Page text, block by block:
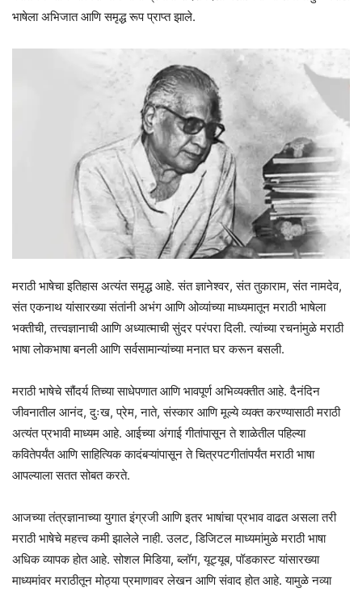
भाषेला अभिजात आणि समृद्ध रूप प्राप्त झाले.
मराठी भाषेचा इतिहास अत्यंत समृद्ध आहे. संत ज्ञानेश्वर, संत तुकाराम, संत नामदेव,
संत एकनाथ यांसारख्या संतांनी अभंग आणि ओव्यांच्या माध्यमातून मराठी भाषेला
भक्तीची, तत्त्वज्ञानाची आणि अध्यात्माची सुंदर परंपरा दिली. त्यांच्या रचनांमुळे मराठी
भाषा लोकभाषा बनली आणि सर्वसामान्यांच्या मनात घर करून बसली.
मराठी भाषेचे सौंदर्य तिच्या साधेपणात आणि भावपूर्ण अभिव्यक्तीत आहे. दैनंदिन
जीवनातील आनंद, दुःख, प्रेम, नाते, संस्कार आणि मूल्ये व्यक्त करण्यासाठी मराठी
अत्यंत प्रभावी माध्यम आहे. आईच्या अंगाई गीतांपासून ते शाळेतील पहिल्या
कवितेपर्यंत आणि साहित्यिक कादंबऱ्यांपासून ते चित्रपटगीतांपर्यंत मराठी भाषा
आपल्याला सतत सोबत करते.
आजच्या तंत्रज्ञानाच्या युगात इंग्रजी आणि इतर भाषांचा प्रभाव वाढत असला तरी
मराठी भाषेचे महत्त्व कमी झालेले नाही. उलट, डिजिटल माध्यमांमुळे मराठी भाषा
अधिक व्यापक होत आहे. सोशल मिडिया, ब्लॉग, यूट्यूब, पॉडकास्ट यांसारख्या
माध्यमांवर मराठीतून मोठ्या प्रमाणावर लेखन आणि संवाद होत आहे. यामुळे नव्या